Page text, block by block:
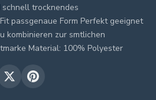
trocknendes
passgenaue Form Perfekt geeignet
kombinieren zur smtlichen
Material: 100% Polyester